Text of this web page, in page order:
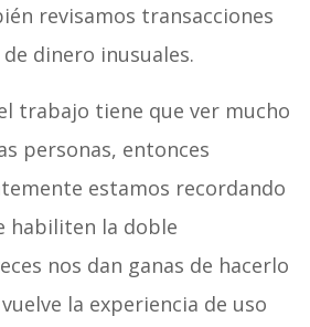
revisamos transacciones
dinero inusuales.
trabajo tiene que ver mucho
personas, entonces
estamos recordando
habiliten la doble
nos dan ganas de hacerlo
la experiencia de uso